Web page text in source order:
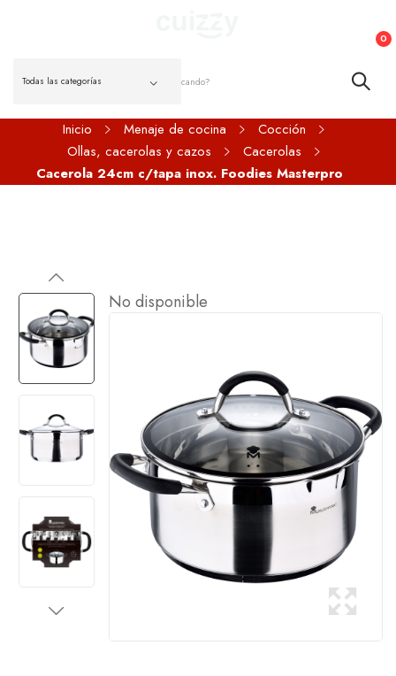
0
Inicio Menaje de cocina
Cocción
Ollas, cacerolas y cazos
Cacerolas
Cacerola 24cm c/tapa inox. Foodies Masterpro
No disponible